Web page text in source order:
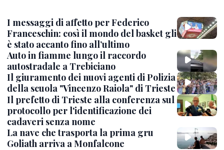
I messaggi di affetto per Federico
Franceschin: così il mondo del basket gli
è stato accanto fino all’ultimo
Auto in fiamme lungo il raccordo
autostradale a Trebiciano
Il giuramento dei nuovi agenti di Polizia
della scuola "Vincenzo Raiola" di Trieste
Il prefetto di Trieste alla conferenza sul
protocollo per l'identificazione dei
cadaveri senza nome
La nave che trasporta la prima gru
Goliath arriva a Monfalcone